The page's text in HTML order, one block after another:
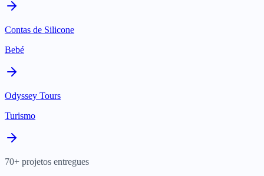
Contas de Silicone
Bebé
Odyssey Tours
Turismo
70+ projetos entregues